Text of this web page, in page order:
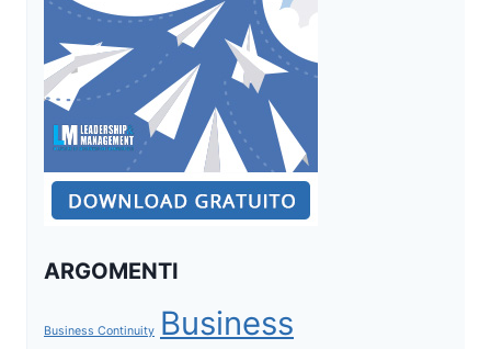
ARGOMENTI
Business Continuity Business